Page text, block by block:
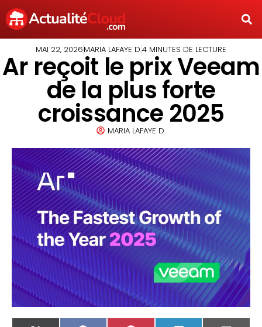
MAI 22, 2026MARIA LAFAYE D.4 MINUTES DE LECTURE
Ar reçoit le prix Veeam
de la plus forte
croissance 2025
MARIA LAFAYE D.